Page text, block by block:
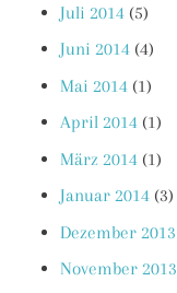
Juli 2014 (5)
Juni 2014 (4)
Mai 2014 (1)
April 2014 (1)
März 2014 (1)
Januar 2014 (3)
Dezember 2013
November 2013